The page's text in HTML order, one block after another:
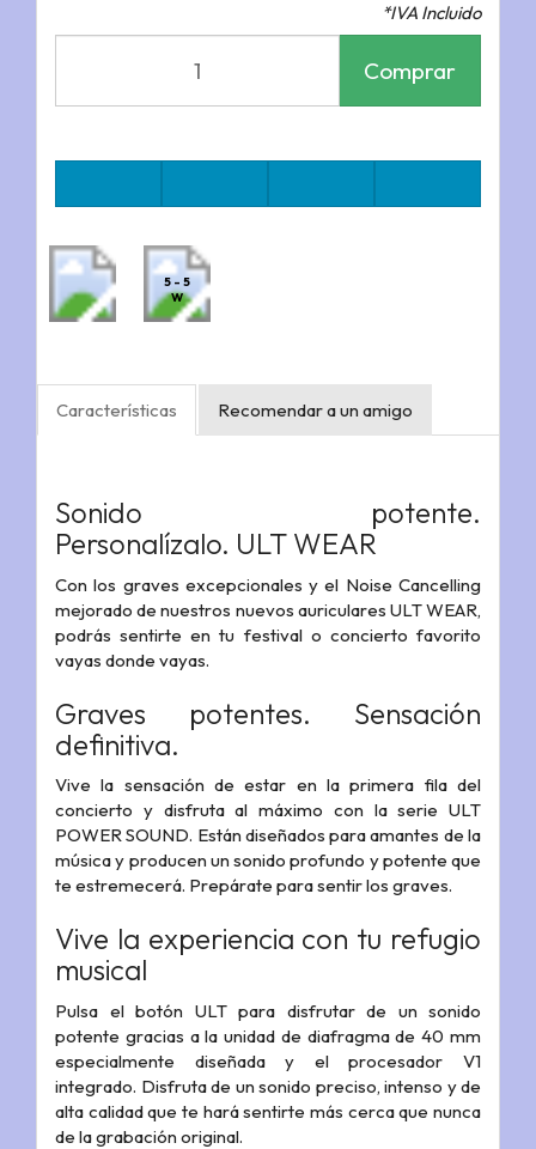
*IVA Incluido
Comprar
5 - 5
W
Características Recomendar a un amigo
Sonido potente.
Personalízalo. ULT WEAR
Con los graves excepcionales y el Noise Cancelling
mejorado de nuestros nuevos auriculares ULT WEAR,
podrás sentirte en tu festival o concierto favorito
vayas donde vayas.
Graves potentes. Sensación
definitiva.
Vive la sensación de estar en la primera fila del
concierto y disfruta al máximo con la serie ULT
POWER SOUND. Están diseñados para amantes de la
música y producen un sonido profundo y potente que
te estremecerá. Prepárate para sentir los graves.
Vive la experiencia con tu refugio
musical
Pulsa el botón ULT para disfrutar de un sonido
potente gracias a la unidad de diafragma de 40 mm
especialmente diseñada y el procesador V1
integrado. Disfruta de un sonido preciso, intenso y de
alta calidad que te hará sentirte más cerca que nunca
de la grabación original.